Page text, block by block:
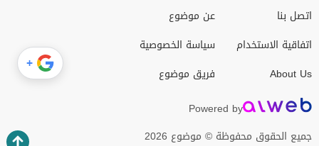
اتصل بنا
اتفاقية الاستخدام
About Us
عن موضوع
سياسة الخصوصية
فريق موضوع
Powered by
جميع الحقوق محفوظة © موضوع 2026
+